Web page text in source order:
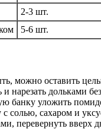
2-3 шт.
5-6 шт.
можно оставить
нарезать дольками
банку уложить
с солью, сахаром и
перевернуть вверх